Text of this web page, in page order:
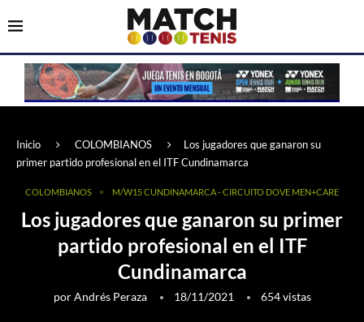
Inicio COLOMBIANOS
Los jugadores que ganaron su
primer partido profesional en el ITF Cundinamarca
COLOMBIANOS M/W15 CUNDINAMARCA - CIRCUITO DOVE MEN+CARE
Los jugadores que ganaron su primer
partido profesional en el ITF
Cundinamarca
porAndrés Peraza 18/11/2021 654vistas